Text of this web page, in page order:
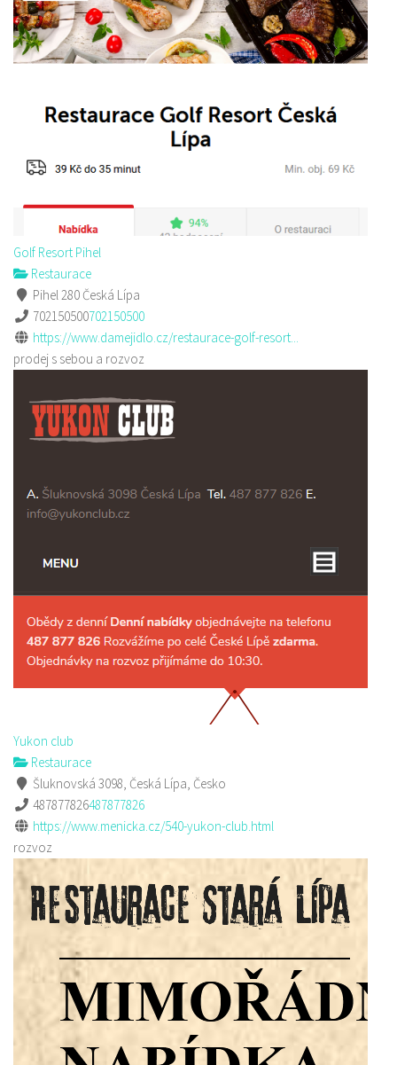
Golf Resort Pihel
Restaurace
Pihel 280 Česká Lípa
702150500702150500
https://www.damejidlo.cz/restaurace-golf-resort...
prodej s sebou a rozvoz
Yukon club
Restaurace
Šluknovská 3098, Česká Lípa, Česko
487877826487877826
https://www.menicka.cz/540-yukon-club.html
rozvoz